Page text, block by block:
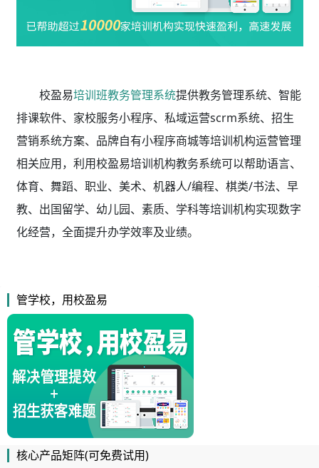
校盈易培训班教务管理系统提供教务管理系统、智能
排课软件、家校服务小程序、私域运营scrm系统、招生
营销系统方案、品牌自有小程序商城等培训机构运营管理
相关应用，利用校盈易培训机构教务系统可以帮助语言、
体育、舞蹈、职业、美术、机器人/编程、棋类/书法、早
教、出国留学、幼儿园、素质、学科等培训机构实现数字
化经营，全面提升办学效率及业绩。
管学校，用校盈易
核心产品矩阵(可免费试用)